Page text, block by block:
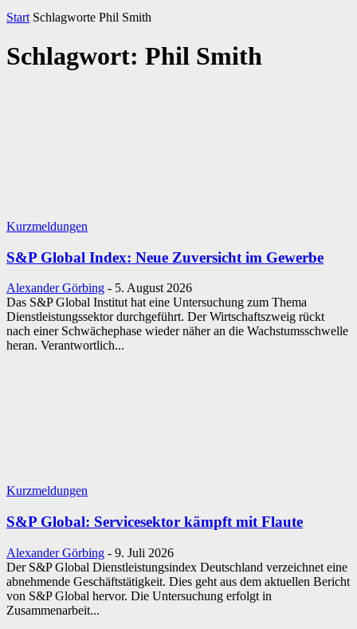
Start Schlagworte Phil Smith
Schlagwort: Phil Smith
Kurzmeldungen
S&P Global Index: Neue Zuversicht im Gewerbe
Alexander Görbing - 5. August 2026
Das S&P Global Institut hat eine Untersuchung zum Thema
Dienstleistungssektor durchgeführt. Der Wirtschaftszweig rückt
nach einer Schwächephase wieder näher an die Wachstumsschwelle
heran. Verantwortlich...
Kurzmeldungen
S&P Global: Servicesektor kämpft mit Flaute
Alexander Görbing - 9. Juli 2026
Der S&P Global Dienstleistungsindex Deutschland verzeichnet eine
abnehmende Geschäftstätigkeit. Dies geht aus dem aktuellen Bericht
von S&P Global hervor. Die Untersuchung erfolgt in
Zusammenarbeit...